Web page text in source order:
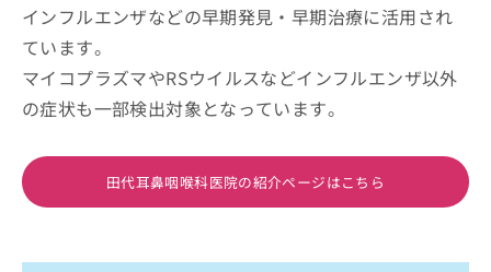
インフルエンザなどの早期発見・早期治療に活用され
ています。
マイコプラズマやRSウイルスなどインフルエンザ以外
の症状も一部検出対象となっています。
田代耳鼻咽喉科医院の紹介ページはこちら